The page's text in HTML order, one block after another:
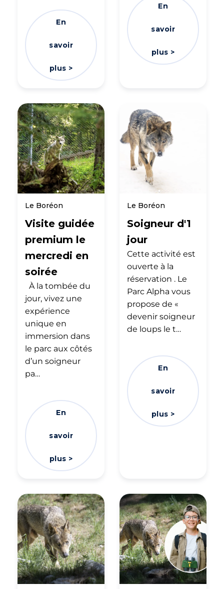
En
savoir
plus >
En
savoir
plus >
Le Boréon
Visite guidée
premium le
mercredi en
soirée
À la tombée du
jour, vivez une
expérience
unique en
immersion dans
le parc aux côtés
d’un soigneur
pa…
En
savoir
plus >
Le Boréon
Soigneur d'1
jour
Cette activité est
ouverte à la
réservation . Le
Parc Alpha vous
propose de «
devenir soigneur
de loups le t…
En
savoir
plus >